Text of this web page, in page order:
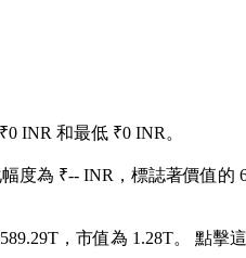
INR 和最低 ₹0 INR。
度為 ₹-- INR，標誌著價值的
，市值為 1.28T。 點擊